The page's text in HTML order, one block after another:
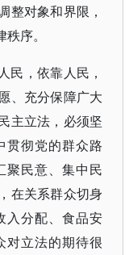
整对象和界限，
序。
民，依靠人民，
、充分保障广大
主立法，必须坚
贯彻党的群众路
聚民意、集中民
在关系群众切身
入分配、食品安
对立法的期待很